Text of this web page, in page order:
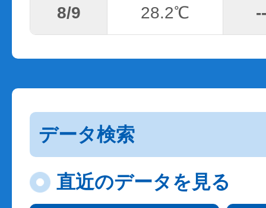
8/9 28.2℃ --
データ検索
直近のデータを見る